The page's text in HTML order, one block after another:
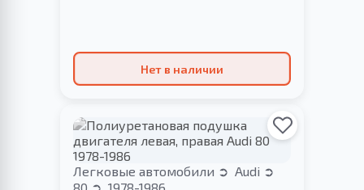
Нет в наличии
Легковые автомобили
Audi
80
1978-1986